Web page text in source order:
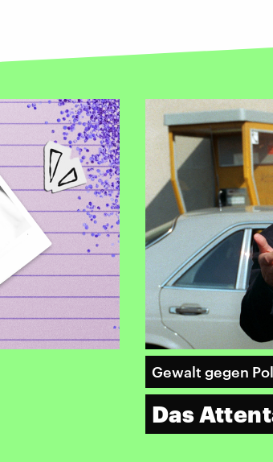
Gewalt gegen
Das